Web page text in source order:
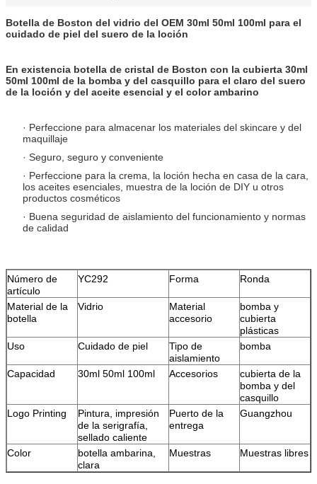
Botella de Boston del vidrio del OEM 30ml 50ml 100ml para el
cuidado de piel del suero de la loción
En existencia botella de cristal de Boston con la cubierta 30ml
50ml 100ml de la bomba y del casquillo para el claro del suero
de la loción y del aceite esencial y el color ambarino
· Perfeccione para almacenar los materiales del skincare y del
maquillaje
· Seguro, seguro y conveniente
· Perfeccione para la crema, la loción hecha en casa de la cara,
los aceites esenciales, muestra de la loción de DIY u otros
productos cosméticos
· Buena seguridad de aislamiento del funcionamiento y normas
de calidad
Número de
artículo
YC292 Forma Ronda
Material de la
botella
Vidrio
Material
accesorio
bomba y
cubierta
plásticas
Uso
Cuidado de piel
Tipo de
aislamiento
bomba
Capacidad 30ml 50ml 100ml Accesorios
cubierta de la
bomba y del
casquillo
Logo Printing
Pintura, impresión
de la serigrafía,
sellado caliente
Puerto de la
entrega
Guangzhou
Color
botella ambarina,
clara
Muestras Muestras libres